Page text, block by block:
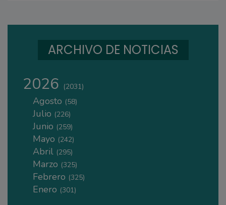
ARCHIVO DE NOTICIAS
2026 (2031)
Agosto (58)
Julio (226)
Junio (259)
Mayo (242)
Abril (295)
Marzo (325)
Febrero (325)
Enero (301)